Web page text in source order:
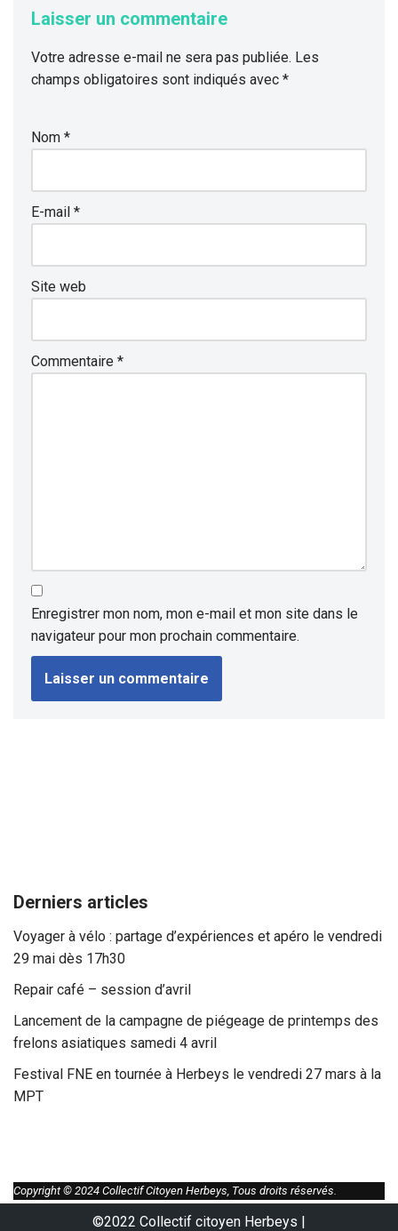
Laisser un commentaire
Votre adresse e-mail ne sera pas publiée. Les
champs obligatoires sont indiqués avec *
Nom *
E-mail *
Site web
Commentaire *
Enregistrer mon nom, mon e-mail et mon site dans le
navigateur pour mon prochain commentaire.
Derniers articles
Voyager à vélo : partage d’expériences et apéro le vendredi
29 mai dès 17h30
Repair café – session d’avril
Lancement de la campagne de piégeage de printemps des
frelons asiatiques samedi 4 avril
Festival FNE en tournée à Herbeys le vendredi 27 mars à la
MPT
Copyright © 2024 Collectif Citoyen Herbeys, Tous droits réservés.
©2022 Collectif citoyen Herbeys |